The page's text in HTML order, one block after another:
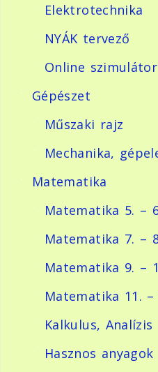
Elektrotechnika
NYÁK tervező
Online szimulátor
Gépészet
Műszaki rajz
Mechanika,
Matematika
Matematika 5. –
Matematika 7. –
Matematika 9. –
Matematika 11.
Kalkulus, Analízis
Hasznos anyagok